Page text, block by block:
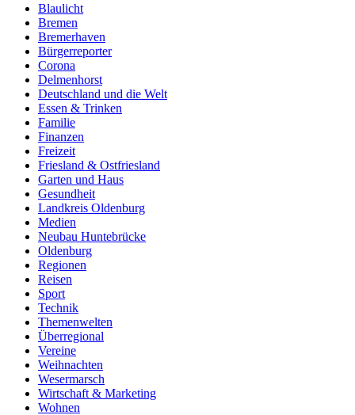
Blaulicht
Bremen
Bremerhaven
Bürgerreporter
Corona
Delmenhorst
Deutschland und die Welt
Essen & Trinken
Familie
Finanzen
Freizeit
Friesland & Ostfriesland
Garten und Haus
Gesundheit
Landkreis Oldenburg
Medien
Neubau Huntebrücke
Oldenburg
Regionen
Reisen
Sport
Technik
Themenwelten
Überregional
Vereine
Weihnachten
Wesermarsch
Wirtschaft & Marketing
Wohnen